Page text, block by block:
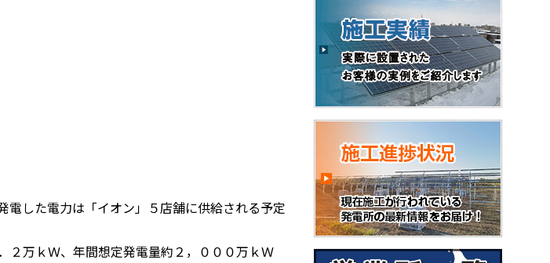
した電力は「イオン」５店舗に供給される予定
２万ｋＷ、年間想定発電量約２，０００万ｋＷ